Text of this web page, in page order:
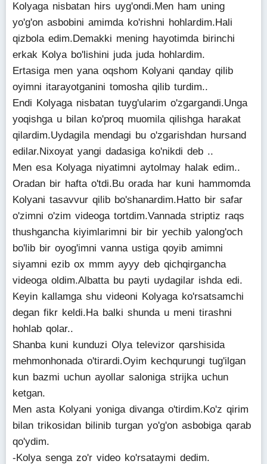
Kolyaga nisbatan hirs uyg'ondi.Men ham uning
yo'g'on asbobini amimda ko'rishni hohlardim.Hali
qizbola edim.Demakki mening hayotimda birinchi
erkak Kolya bo'lishini juda juda hohlardim.
Ertasiga men yana oqshom Kolyani qanday qilib
oyimni itarayotganini tomosha qilib turdim..
Endi Kolyaga nisbatan tuyg'ularim o'zgargandi.Unga
yoqishga u bilan ko'proq muomila qilishga harakat
qilardim.Uydagila mendagi bu o'zgarishdan hursand
edilar.Nixoyat yangi dadasiga ko'nikdi deb ..
Men esa Kolyaga niyatimni aytolmay halak edim..
Oradan bir hafta o'tdi.Bu orada har kuni hammomda
Kolyani tasavvur qilib bo'shanardim.Hatto bir safar
o'zimni o'zim videoga tortdim.Vannada striptiz raqs
thushgancha kiyimlarimni bir bir yechib yalong'och
bo'lib bir oyog'imni vanna ustiga qoyib amimni
siyamni ezib ox mmm ayyy deb qichqirgancha
videoga oldim.Albatta bu payti uydagilar ishda edi.
Keyin kallamga shu videoni Kolyaga ko'rsatsamchi
degan fikr keldi.Ha balki shunda u meni tirashni
hohlab qolar..
Shanba kuni kunduzi Olya televizor qarshisida
mehmonhonada o'tirardi.Oyim kechqurungi tug'ilgan
kun bazmi uchun ayollar saloniga strijka uchun
ketgan.
Men asta Kolyani yoniga divanga o'tirdim.Ko'z qirim
bilan trikosidan bilinib turgan yo'g'on asbobiga qarab
qo'ydim.
-Kolya senga zo'r video ko'rsataymi dedim.